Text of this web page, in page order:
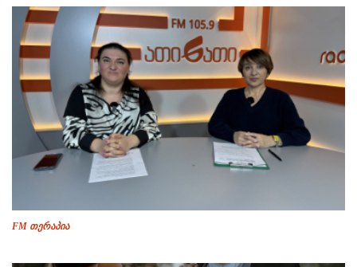
FM თერაპია